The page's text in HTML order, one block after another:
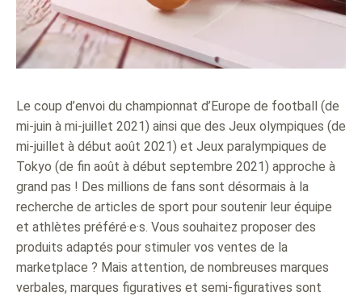
Le coup d’envoi du championnat d’Europe de football (de
mi-juin à mi-juillet 2021) ainsi que des Jeux olympiques (de
mi-juillet à début août 2021) et Jeux paralympiques de
Tokyo (de fin août à début septembre 2021) approche à
grand pas ! Des millions de fans sont désormais à la
recherche de articles de sport pour soutenir leur équipe
et athlètes préféré·e·s. Vous souhaitez proposer des
produits adaptés pour stimuler vos ventes de la
marketplace ? Mais attention, de nombreuses marques
verbales, marques figuratives et semi-figuratives sont